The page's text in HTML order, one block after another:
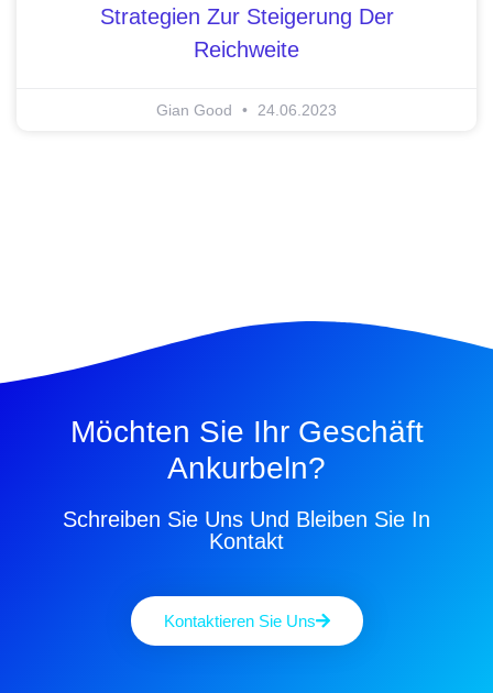
Strategien Zur Steigerung Der
Reichweite
Gian Good 24.06.2023
Möchten Sie Ihr Geschäft
Ankurbeln?
Schreiben Sie Uns Und Bleiben Sie In
Kontakt
Kontaktieren Sie Uns